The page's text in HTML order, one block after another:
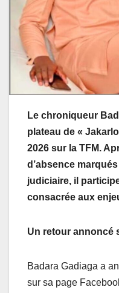
Le chroniqueur
plateau de «
2026 sur la TFM.
d’absence
judiciaire, il
consacrée aux
Un retour annoncé
Badara Gadiaga a
sur sa page